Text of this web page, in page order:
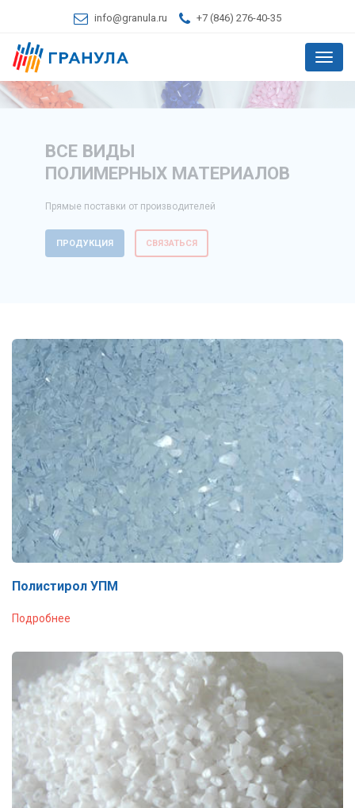
info@granula.ru +7 (846) 276-40-35
Меню
ВСЕ ВИДЫ
ПОЛИМЕРНЫХ МАТЕРИАЛОВ
Прямые поставки от производителей
ПРОДУКЦИЯ СВЯЗАТЬСЯ
Полистирол УПМ
Подробнее